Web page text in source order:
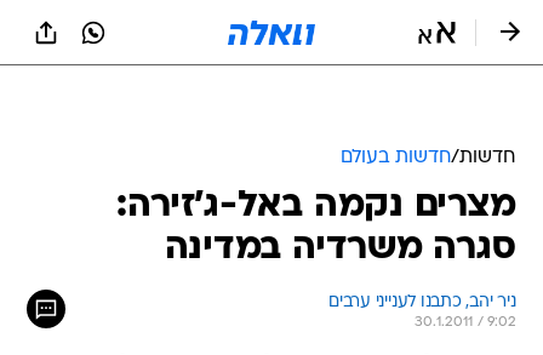
חדשות/חדשות בעולם
מצרים נקמה באל-ג'זירה:
סגרה משרדיה במדינה
ניר יהב, כתבנו לענייני ערבים
30.1.2011 / 9:02